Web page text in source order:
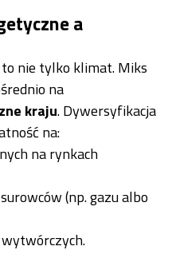
a
nie tylko klimat. Miks
na
kraju. Dywersyfikacja
na:
na rynkach
(np. gazu albo